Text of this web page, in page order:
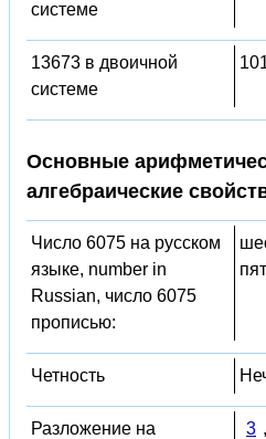
системе
13673 в двоичной
системе
Основные
алгебраические
Число 6075 на русском
языке, number in
Russian, число 6075
прописью:
Четность
Разложение на
3 ,